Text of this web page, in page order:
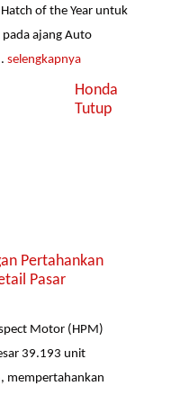
of the Year untuk
ajang Auto
selengkapnya
Honda
Tutup
Pertahankan
Pasar
Motor (HPM)
39.193 unit
mempertahankan